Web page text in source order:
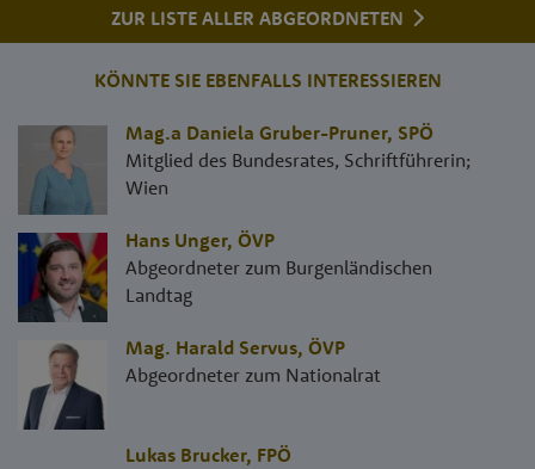
ZUR LISTE ALLER ABGEORDNETEN
KÖNNTE SIE EBENFALLS INTERESSIEREN
Mag.a Daniela Gruber-Pruner, SPÖ
Mitglied des Bundesrates, Schriftführerin;
Wien
Hans Unger, ÖVP
Abgeordneter zum Burgenländischen
Landtag
Mag. Harald Servus, ÖVP
Abgeordneter zum Nationalrat
Lukas Brucker, FPÖ